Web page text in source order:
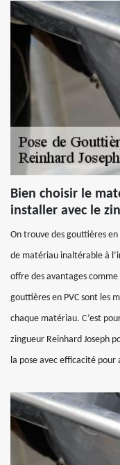
Bien choisir le
installer avec le
On trouve des gouttières
de matériau inaltérable à
offre des avantages
gouttières en PVC sont les
chaque matériau. C’est
zingueur Reinhard Joseph
la pose avec efficacité pour